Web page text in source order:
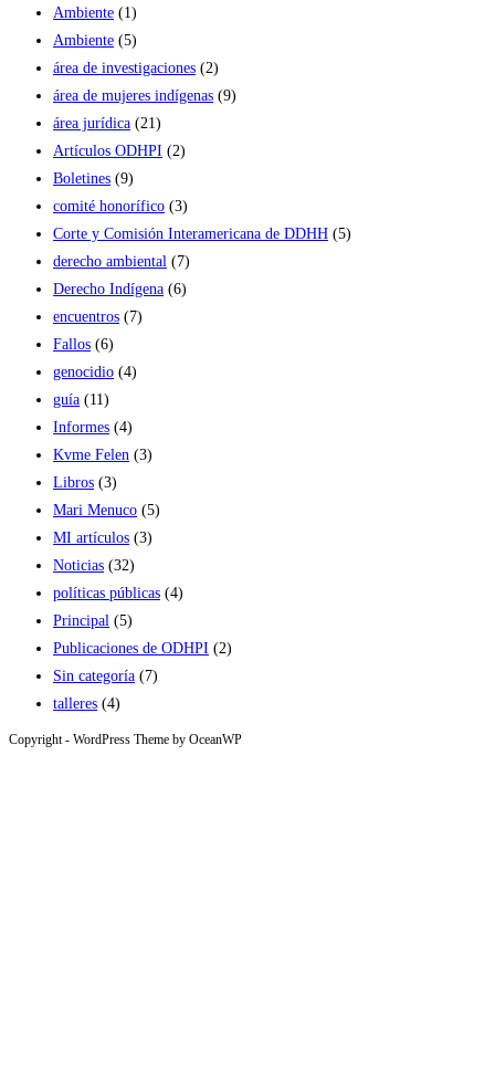
Ambiente (1)
Ambiente (5)
área de investigaciones (2)
área de mujeres indígenas (9)
área jurídica (21)
Artículos ODHPI (2)
Boletines (9)
comité honorífico (3)
Corte y Comisión Interamericana de DDHH (5)
derecho ambiental (7)
Derecho Indígena (6)
encuentros (7)
Fallos (6)
genocidio (4)
guía (11)
Informes (4)
Kvme Felen (3)
Libros (3)
Mari Menuco (5)
MI artículos (3)
Noticias (32)
políticas públicas (4)
Principal (5)
Publicaciones de ODHPI (2)
Sin categoría (7)
talleres (4)
Copyright - WordPress Theme by OceanWP